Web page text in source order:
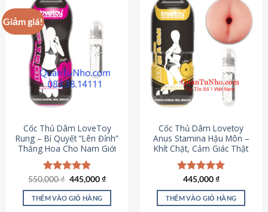
Giảm giá!
Cốc Thủ Dâm LoveToy
Rung – Bí Quyết “Lên Đỉnh”
Thăng Hoa Cho Nam Giới
Được xếp
hạng5.00
5 sao
550,000₫ Giá
là:
550,000 ₫.
445,000₫Giá
tại
THÊM VÀO GIỎ HÀNG
Cốc Thủ Dâm Lovetoy
Anus Stamina Hậu Môn –
Khít Chặt, Cảm Giác Thật
Được xếp
hạng4.84
5 sao
445,000₫
THÊM VÀO GIỎ HÀNG